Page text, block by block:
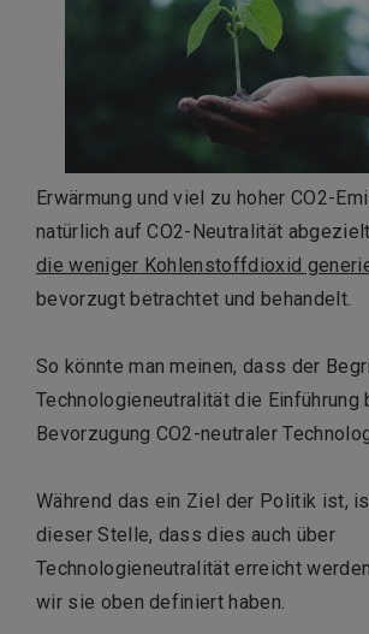
Erwärmung und viel zu hoher CO2-
natürlich auf CO2-Neutralität
die weniger Kohlenstoffdioxid
bevorzugt betrachtet und behandelt.
So könnte man meinen, dass der
Technologieneutralität die Einführung
Bevorzugung CO2-neutraler
Während das ein Ziel der Politik ist,
dieser Stelle, dass dies auch über
Technologieneutralität erreicht
wir sie oben definiert haben.